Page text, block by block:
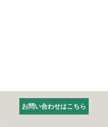
お問い合わせはこちら